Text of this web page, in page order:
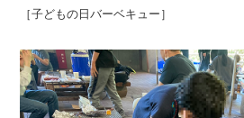
［子どもの日バーベキュー］